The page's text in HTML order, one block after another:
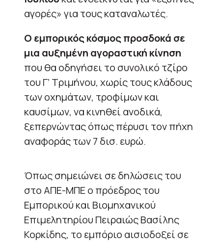
αγορές» για τους καταναλωτές.
Ο εμπορικός κόσμος προσδοκά σε
μια αυξημένη αγοραστική κίνηση
που θα οδηγήσει το συνολικό τζίρο
του Γ’ Τριμήνου, χωρίς τους κλάδους
των οχημάτων, τροφίμων και
καυσίμων, να κινηθεί ανοδικά,
ξεπερνώντας όπως πέρυσι τον πήχη
αναφοράς των 7 δισ. ευρώ.
Όπως σημειώνει σε δηλώσεις του
στο ΑΠΕ-ΜΠΕ ο πρόεδρος του
Εμπορικού και Βιομηχανικού
Επιμελητηρίου Πειραιώς Βασίλης
Κορκίδης, το εμπόριο αισιοδοξεί σε